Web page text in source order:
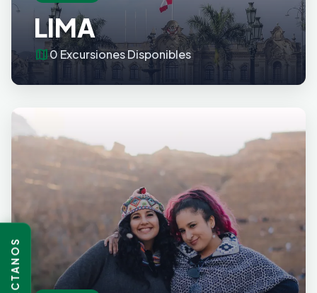
LIMA
map0 Excursiones Disponibles